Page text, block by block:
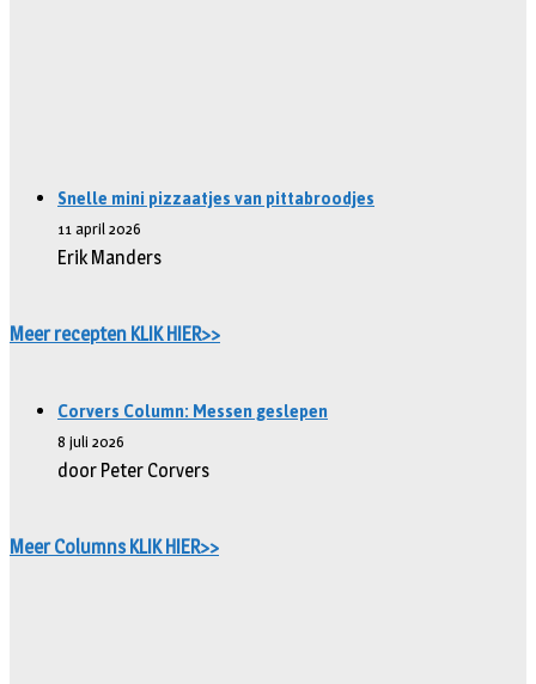
Snelle mini pizzaatjes van pittabroodjes
11 april 2026
Erik Manders
Meer recepten KLIK HIER>>
Corvers Column: Messen geslepen
8 juli 2026
door Peter Corvers
Meer Columns KLIK HIER>>